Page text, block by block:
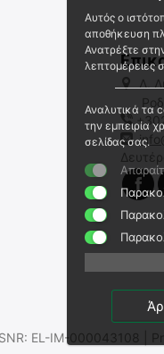
Λ.
EL-IM-000043108 |
Αυτός ο
αποθήκευση
Ανατρέξτε
λεπτομέρειες
Αναλυτικά τα
την εμπειρία
σελίδας σας.